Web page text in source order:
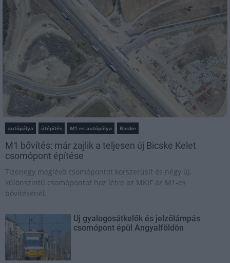
autópálya útépítés M1-es autópálya Bicske
M1 bővítés: már zajlik a teljesen új Bicske Kelet
csomópont építése
Tizenegy meglévő csomópontot korszerűsít és négy új,
különszintű csomópontot hoz létre az MKIF az M1-es
bővítésénél.
Új gyalogosátkelők és jelzőlámpás
csomópont épül Angyalföldön